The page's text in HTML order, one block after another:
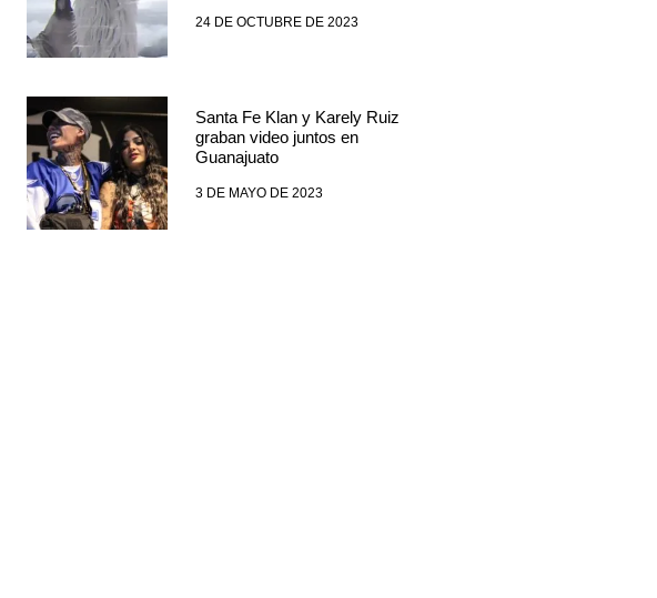
24 DE OCTUBRE DE 2023
Santa Fe Klan y Karely Ruiz
graban video juntos en
Guanajuato
3 DE MAYO DE 2023